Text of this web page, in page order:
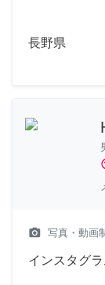
長野県
camera_alt 写真・動画
インスタグ